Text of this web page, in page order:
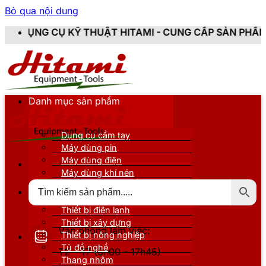
Bỏ qua nội dung
THUẬT HITAMI - CUNG CẤP SẢN PHẨM CHÍNH
Văn phòng làm việc:
T2 - T7 (8h00 - 17h45)
Danh mục sản phẩm
Dụng cụ cầm tay
Máy dùng pin
Máy dùng điện
Máy dùng khí nén
Thiết bị nâng đỡ
Thiết bị điện lạnh
Thiết bị xây dựng
Thiết bị nông nghiệp
Tủ đồ nghề
Thang nhôm